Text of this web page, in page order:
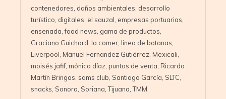
contenedores, daños ambientales, desarrollo
turístico, digitales, el sauzal, empresas portuarias,
ensenada,food news, gama de productos,
Graciano Guichard, la comer, linea de botanas,
Liverpool, Manuel Fernandez Gutiérrez, Mexicali,
moisés jafif, mónica díaz, puntos de venta, Ricardo
Martín Bringas, sams club, Santiago García, SLTC,
snacks, Sonora, Soriana,Tijuana,TMM